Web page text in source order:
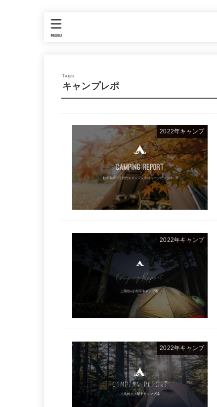
MENU
キャンプレポ
2022年キャンプ
2022年キャンプ
2022年キャンプ